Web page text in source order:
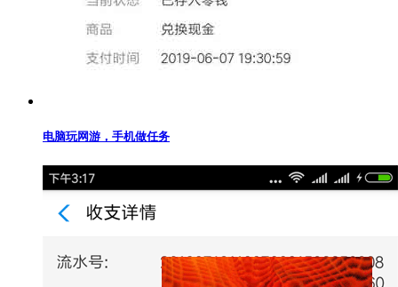
电脑玩网游，手机做任务